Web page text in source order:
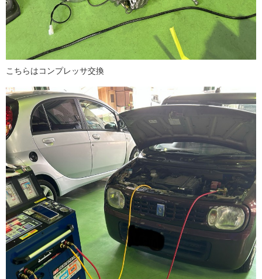
こちらはコンプレッサ交換